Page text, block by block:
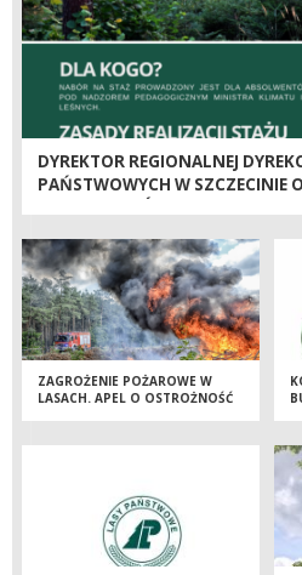
DYREKTOR REGIONALNEJ
PAŃSTWOWYCH W SZCZECINIE
ZAGROŻENIE POŻAROWE W
LASACH. APEL O OSTROŻNOŚĆ